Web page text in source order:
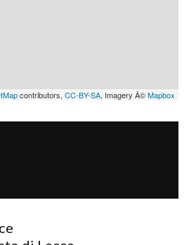
contributors, CC-BY-SA, Imagery Â©Mapbox